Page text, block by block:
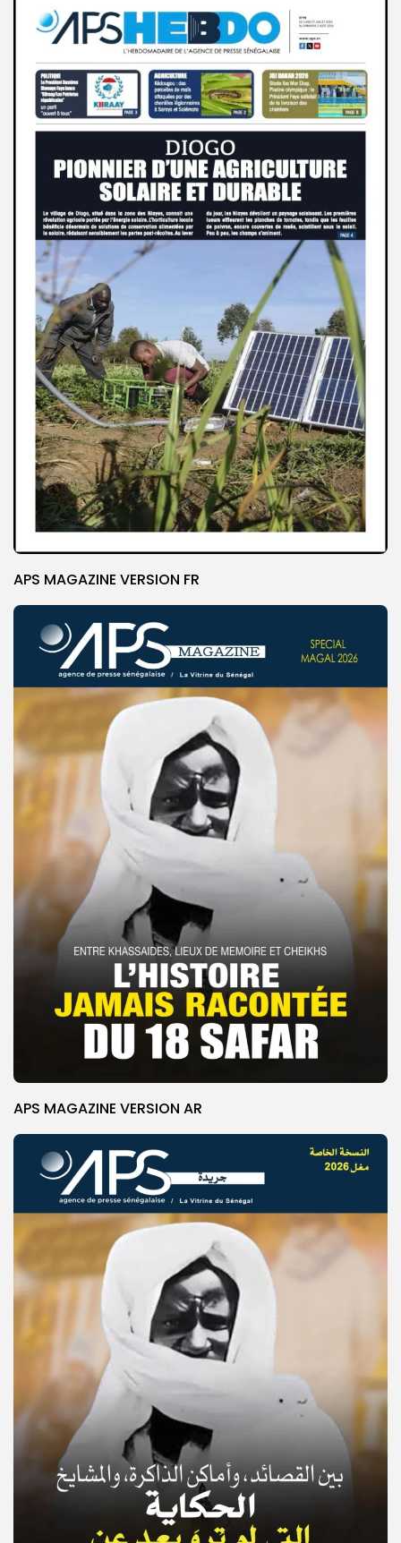
© Copyright 2025, APS
APS MAGAZINE VERSION FR
APS MAGAZINE VERSION AR